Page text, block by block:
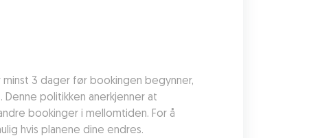
minst 3 dager før bookingen begynner,
politikken anerkjenner at
bookinger i mellomtiden. For å
hvis planene dine endres.